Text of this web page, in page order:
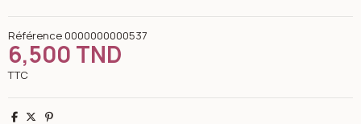
Référence 0000000000537
6,500 TND
TTC
Partager
TweetPinterest